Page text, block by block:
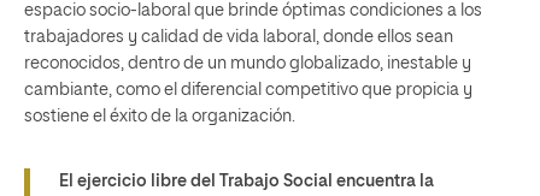
espacio socio-laboral que brinde óptimas condiciones a los
trabajadores y calidad de vida laboral, donde ellos sean
reconocidos, dentro de un mundo globalizado, inestable y
cambiante, como el diferencial competitivo que propicia y
sostiene el éxito de la organización.
El ejercicio libre del Trabajo Social encuentra la